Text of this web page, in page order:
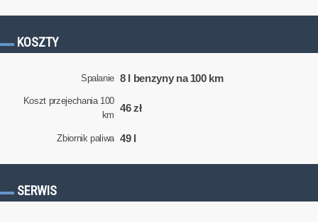
KOSZTY
Spalanie 8 l benzyny na 100 km
Koszt przejechania 100
km
46 zł
Zbiornik paliwa 49 l
SERWIS